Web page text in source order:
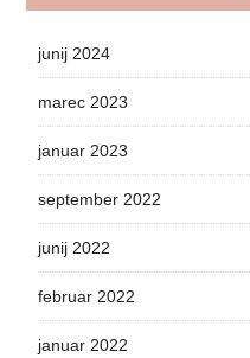
junij 2024
marec 2023
januar 2023
september 2022
junij 2022
februar 2022
januar 2022